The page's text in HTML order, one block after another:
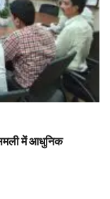
में आधुनिक